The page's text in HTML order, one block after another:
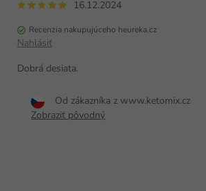
16.12.2024
Recenzia nakupujúceho heureka.cz
Nahlásiť
Dobrá desiata.
Od zákazníka z www.ketomix.cz
Zobraziť pôvodný